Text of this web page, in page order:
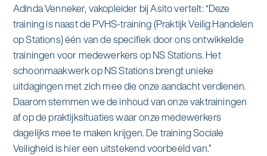
Adinda Venneker, vakopleider bij Asito vertelt: “Deze
training is naast de PVHS-training (Praktijk Veilig Handelen
op Stations) één van de specifiek door ons ontwikkelde
trainingen voor medewerkers op NS Stations. Het
schoonmaakwerk op NS Stations brengt unieke
uitdagingen met zich mee die onze aandacht verdienen.
Daarom stemmen we de inhoud van onze vaktrainingen
af op de praktijksituaties waar onze medewerkers
dagelijks mee te maken krijgen. De training Sociale
Veiligheid is hier een uitstekend voorbeeld van.”